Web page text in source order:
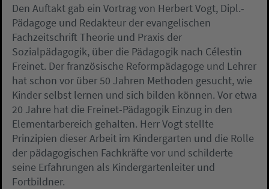
Den Auftakt gab ein Vortrag von Herbert Vogt, Dipl.-
Pädagoge und Redakteur der evangelischen
Fachzeitschrift Theorie und Praxis der
Sozialpädagogik, über die Pädagogik nach Célestin
Freinet. Der französische Reformpädagoge und Lehrer
hat schon vor über 50 Jahren Methoden gesucht, wie
Kinder selbst lernen und sich bilden können. Vor etwa
20 Jahre hat die Freinet-Pädagogik Einzug in den
Elementarbereich gehalten. Herr Vogt stellte
Prinzipien dieser Arbeit im Kindergarten und die Rolle
der pädagogischen Fachkräfte vor und schilderte
seine Erfahrungen als Kindergartenleiter und
Fortbildner.